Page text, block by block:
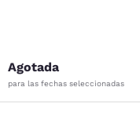
Bueno. 1436 reseñas
Agotada
para las fechas seleccionadas